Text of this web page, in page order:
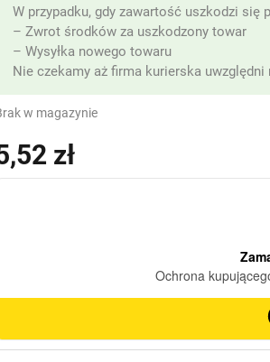
zł
w magazynie
W przypadku, gdy zawartość uszkodzi
– Zwrot środków za uszkodzony towar
– Wysyłka nowego towaru
Nie czekamy aż firma kurierska